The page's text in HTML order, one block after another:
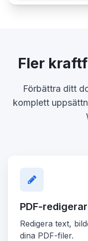
Fler
Förbättra ditt
komplett
PDF-
Redigera text,
dina PDF-filer.